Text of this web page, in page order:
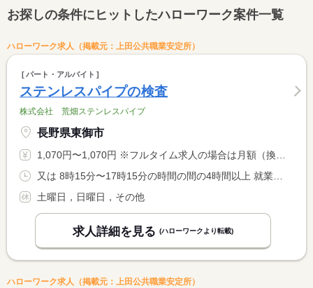
お探しの条件にヒットしたハローワーク案件一覧
ハローワーク求人（掲載元：上田公共職業安定所）
パート・アルバイト
ステンレスパイプの検査
株式会社 荒畑ステンレスパイプ
長野県東御市
1,070円〜1,070円 ※フルタイム求人の場合は月額（換算額）、パート求人の場合は時間額を表示しています。
土曜日，日曜日，その他
求人詳細を見る (ハローワークより転載)
ハローワーク求人（掲載元：上田公共職業安定所）